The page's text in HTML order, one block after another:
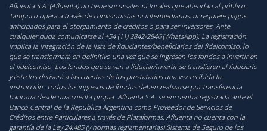
Afluenta S.A. (Afluenta) no tiene sucursales ni locales que atiendan al público.
Tampoco opera a través de comisionistas ni intermediarios, ni requiere pagos
anticipados para el otorgamiento de créditos o para ser inversores. Ante
cualquier duda comunicarse al +54 (11) 2842-2846 (WhatsApp). La registración
implica la integración de la lista de fiduciantes/beneficiarios del fideicomiso, lo
que se transformará en definitivo una vez que se ingresen los fondos a invertir en
el fideicomiso. Los fondos que se van a fiduciar/invertir se transfieren al fiduciario
y éste los derivará a las cuentas de los prestatarios una vez recibida la
instrucción. Todos los ingresos de fondos deben realizarse por transferencia
bancaria desde una cuenta propia. Afluenta S.A. se encuentra registrada ante el
Banco Central de la República Argentina como Proveedor de Servicios de
Créditos entre Particulares a través de Plataformas. Afluenta no cuenta con la
garantía de la Ley 24.485 (y normas reglamentarias) Sistema de Seguro de los